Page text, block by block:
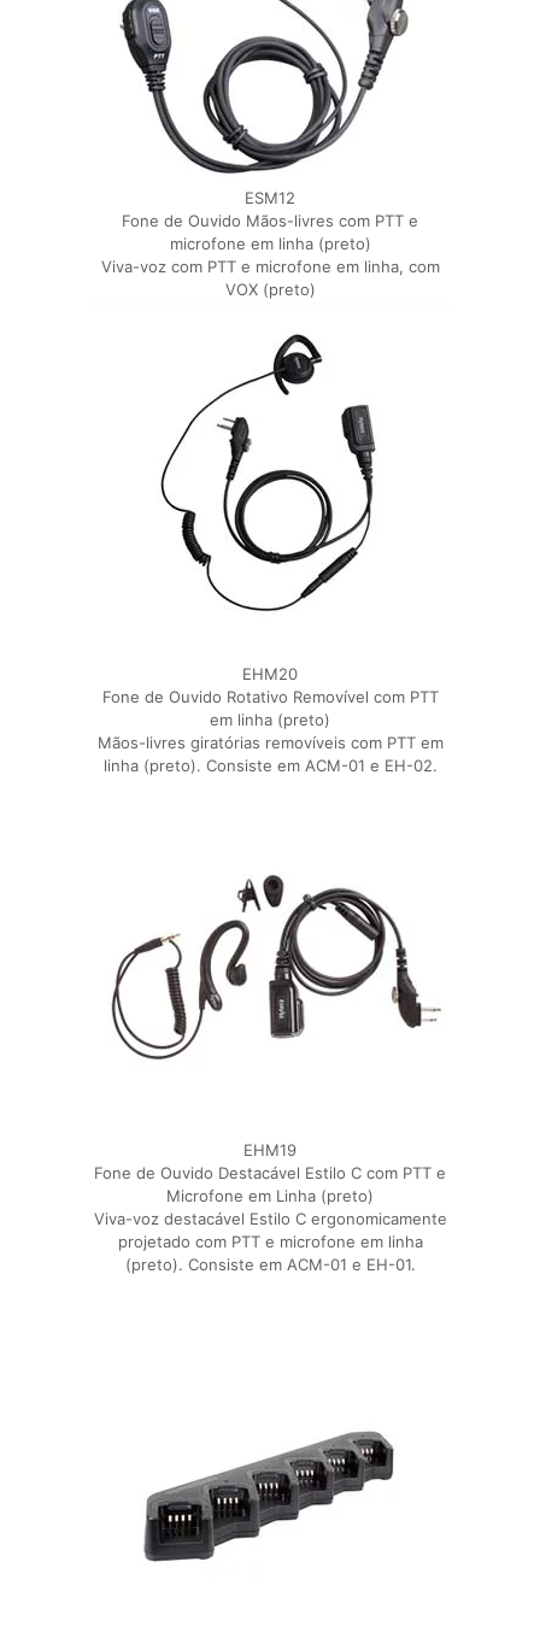
ESM12
Fone de Ouvido Mãos-livres com PTT e
microfone em linha (preto)
Viva-voz com PTT e microfone em linha, com
VOX (preto)
EHM20
Fone de Ouvido Rotativo Removível com PTT
em linha (preto)
Mãos-livres giratórias removíveis com PTT em
linha (preto). Consiste em ACM-01 e EH-02.
EHM19
Fone de Ouvido Destacável Estilo C com PTT e
Microfone em Linha (preto)
Viva-voz destacável Estilo C ergonomicamente
projetado com PTT e microfone em linha
(preto). Consiste em ACM-01 e EH-01.